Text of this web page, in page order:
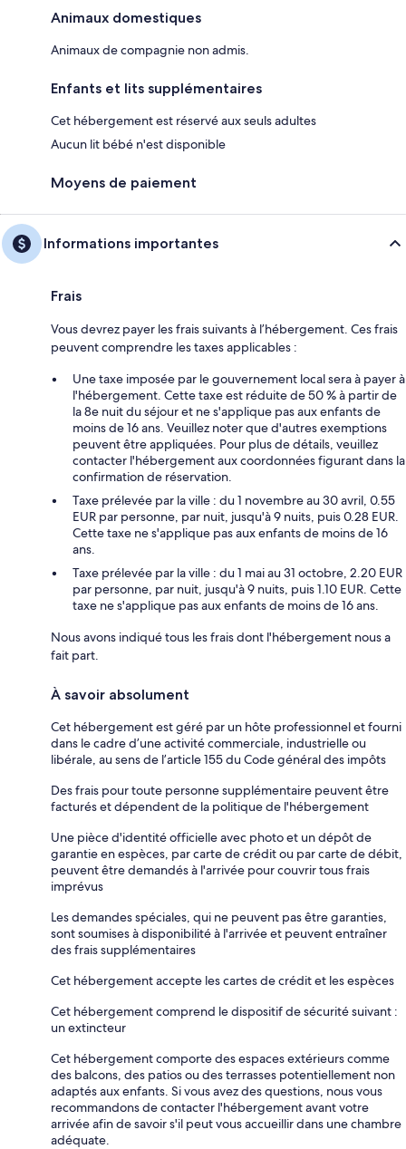
Animaux domestiques
Animaux de compagnie non admis.
Enfants et lits supplémentaires
Cet hébergement est réservé aux seuls adultes
Aucun lit bébé n'est disponible
Moyens de paiement
Informations importantes
Frais
Vous devrez payer les frais suivants à l’hébergement. Ces frais
peuvent comprendre les taxes applicables :
Une taxe imposée par le gouvernement local sera à payer à
l'hébergement. Cette taxe est réduite de 50 % à partir de
la 8e nuit du séjour et ne s'applique pas aux enfants de
moins de 16 ans. Veuillez noter que d'autres exemptions
peuvent être appliquées. Pour plus de détails, veuillez
contacter l'hébergement aux coordonnées figurant dans la
confirmation de réservation.
Taxe prélevée par la ville : du 1 novembre au 30 avril, 0.55
EUR par personne, par nuit, jusqu'à 9 nuits, puis 0.28 EUR.
Cette taxe ne s'applique pas aux enfants de moins de 16
ans.
Taxe prélevée par la ville : du 1 mai au 31 octobre, 2.20 EUR
par personne, par nuit, jusqu'à 9 nuits, puis 1.10 EUR. Cette
taxe ne s'applique pas aux enfants de moins de 16 ans.
Nous avons indiqué tous les frais dont l'hébergement nous a
fait part.
À savoir absolument
Cet hébergement est géré par un hôte professionnel et fourni
dans le cadre d’une activité commerciale, industrielle ou
libérale, au sens de l’article 155 du Code général des impôts
Des frais pour toute personne supplémentaire peuvent être
facturés et dépendent de la politique de l'hébergement
Une pièce d'identité officielle avec photo et un dépôt de
garantie en espèces, par carte de crédit ou par carte de débit,
peuvent être demandés à l'arrivée pour couvrir tous frais
imprévus
Les demandes spéciales, qui ne peuvent pas être garanties,
sont soumises à disponibilité à l'arrivée et peuvent entraîner
des frais supplémentaires
Cet hébergement accepte les cartes de crédit et les espèces
Cet hébergement comprend le dispositif de sécurité suivant :
un extincteur
Cet hébergement comporte des espaces extérieurs comme
des balcons, des patios ou des terrasses potentiellement non
adaptés aux enfants. Si vous avez des questions, nous vous
recommandons de contacter l'hébergement avant votre
arrivée afin de savoir s'il peut vous accueillir dans une chambre
adéquate.